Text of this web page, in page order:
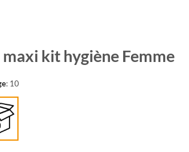
maxi kit hygiène Femme
: 10